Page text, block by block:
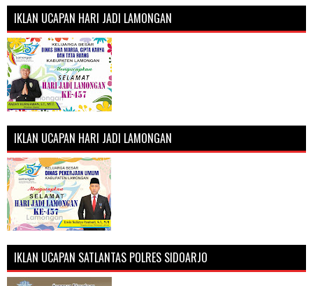
IKLAN UCAPAN HARI JADI LAMONGAN
IKLAN UCAPAN HARI JADI LAMONGAN
IKLAN UCAPAN SATLANTAS POLRES SIDOARJO